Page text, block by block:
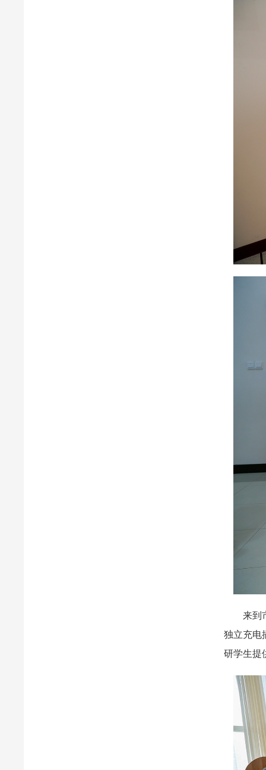
来到市
独立充电
研学生提